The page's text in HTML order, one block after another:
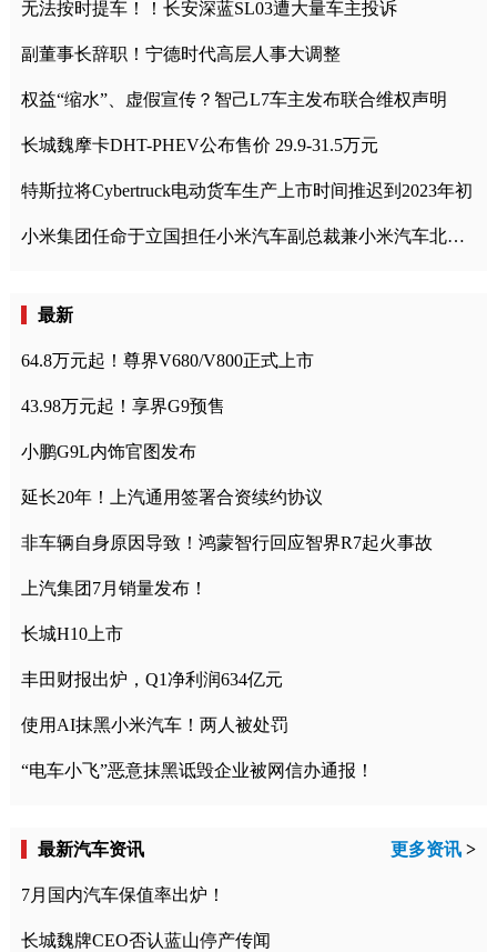
无法按时提车！！长安深蓝SL03遭大量车主投诉
副董事长辞职！宁德时代高层人事大调整
权益“缩水”、虚假宣传？智己L7车主发布联合维权声明
长城魏摩卡DHT-PHEV公布售价 29.9-31.5万元
特斯拉将Cybertruck电动货车生产上市时间推迟到2023年初
小米集团任命于立国担任小米汽车副总裁兼小米汽车北京总部政委
最新
64.8万元起！尊界V680/V800正式上市
43.98万元起！享界G9预售
小鹏G9L内饰官图发布
延长20年！上汽通用签署合资续约协议
非车辆自身原因导致！鸿蒙智行回应智界R7起火事故
上汽集团7月销量发布！
长城H10上市
丰田财报出炉，Q1净利润634亿元
使用AI抹黑小米汽车！两人被处罚
“电车小飞”恶意抹黑诋毁企业被网信办通报！
最新汽车资讯 更多资讯 >
7月国内汽车保值率出炉！
长城魏牌CEO否认蓝山停产传闻